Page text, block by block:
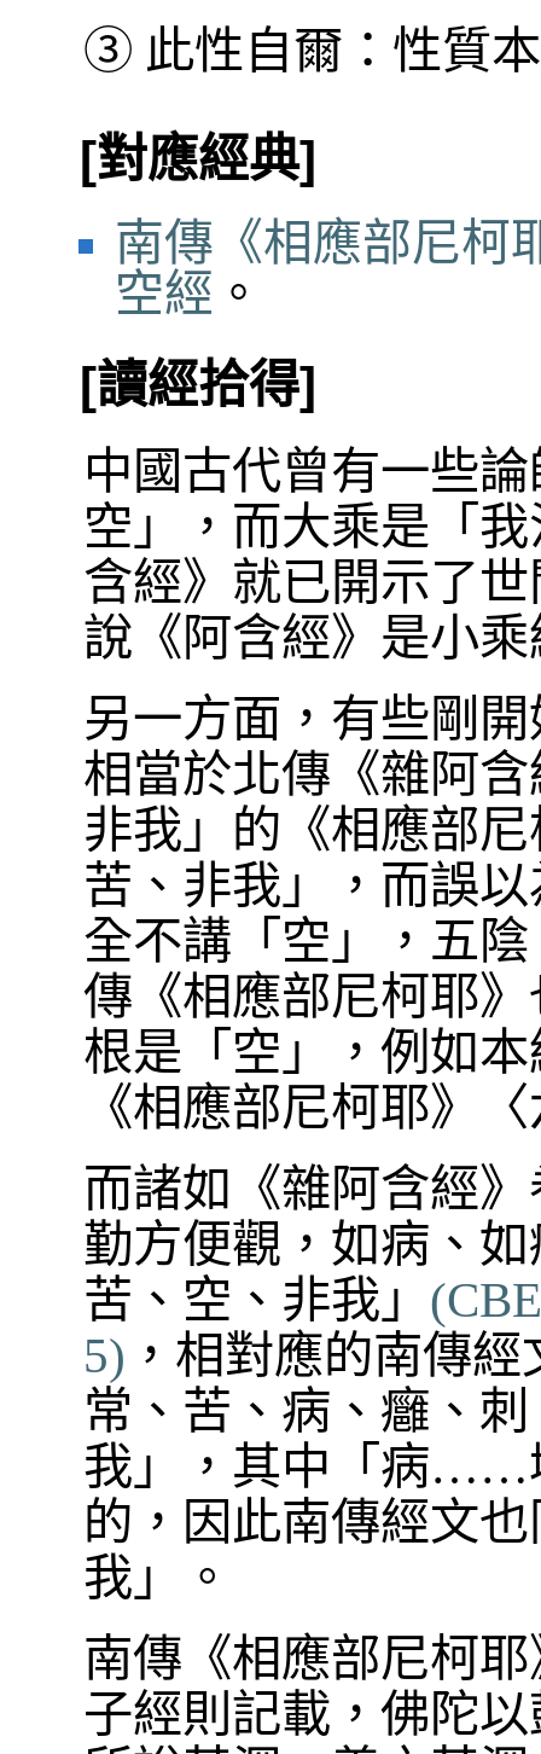
③ 此性自爾：性質
[對應經典]
南傳《相應部尼柯
空經 。
[讀經拾得]
中國古代曾有一些
空」，而大乘是「
含經》就已開示了
說《阿含經》是小
另一方面，有些剛
相當於北傳《雜阿
非我」的《相應部
苦、非我」，而誤
全不講「空」，五
傳《相應部尼柯耶
根是「空」，例如
《相應部尼柯耶》
而諸如《雜阿含經
勤方便觀，如病、
苦、空、非我」
5) ，相對應的南傳
常、苦、病、癰、
我」，其中「病……
的，因此南傳經文
我」。
南傳《相應部尼柯
子經則記載，佛陀